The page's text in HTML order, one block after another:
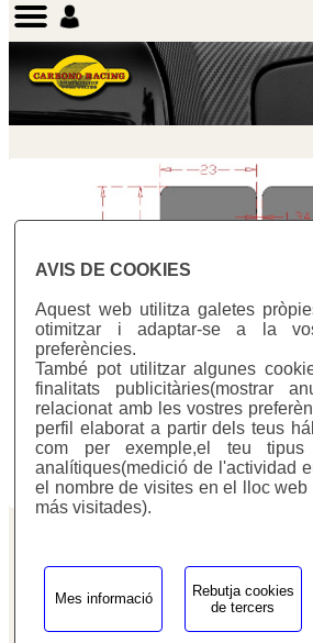
AVIS DE COOKIES
Aquest web utilitza galetes
otimitzar i adaptar-se a la
preferències.
També pot utilitzar algunes
finalitats publicitàries(mostrar
relacionat amb les vostres
perfil elaborat a partir dels teus
com per exemple,el teu
analítiques(medició de l'actividad
el nombre de visites en el lloc
más visitades).
Mes informació
Rebutja cookies
de tercers
Previous
: Undefined array key
/homepages/0/d334671725/